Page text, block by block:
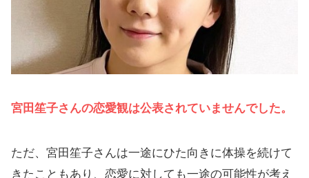
宮田笙子さんの恋愛観は公表されていませんでした。
ただ、宮田笙子さんは一途にひた向きに体操を続けて
きたこともあり、恋愛に対しても一途の可能性が考え